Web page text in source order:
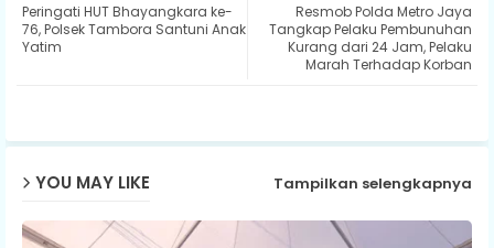
ats
ap
Resmob Polda Metro Jaya
Tangkap Pelaku Pembunuhan
Kurang dari 24 Jam, Pelaku
Marah Terhadap Korban
Peringati HUT Bhayangkara ke-
76, Polsek Tambora Santuni Anak
Yatim
YOU MAY LIKE Tampilkan selengkapnya